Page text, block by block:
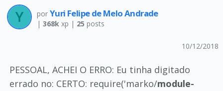
por Yuri Felipe de Melo Andrade
| 368kxp | 25 posts
10/12/2018
PESSOAL, ACHEI O ERRO: Eu tinha digitado
errado no: CERTO: require('marko/module-